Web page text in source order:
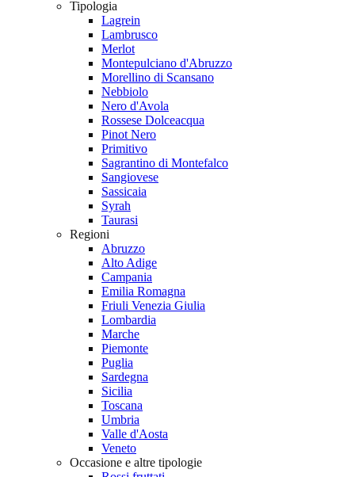
Tipologia
Lagrein
Lambrusco
Merlot
Montepulciano d'Abruzzo
Morellino di Scansano
Nebbiolo
Nero d'Avola
Rossese Dolceacqua
Pinot Nero
Primitivo
Sagrantino di Montefalco
Sangiovese
Sassicaia
Syrah
Taurasi
Regioni
Abruzzo
Alto Adige
Campania
Emilia Romagna
Friuli Venezia Giulia
Lombardia
Marche
Piemonte
Puglia
Sardegna
Sicilia
Toscana
Umbria
Valle d'Aosta
Veneto
Occasione e altre tipologie